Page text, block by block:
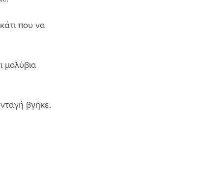
που να
μολύβια
βγήκε.